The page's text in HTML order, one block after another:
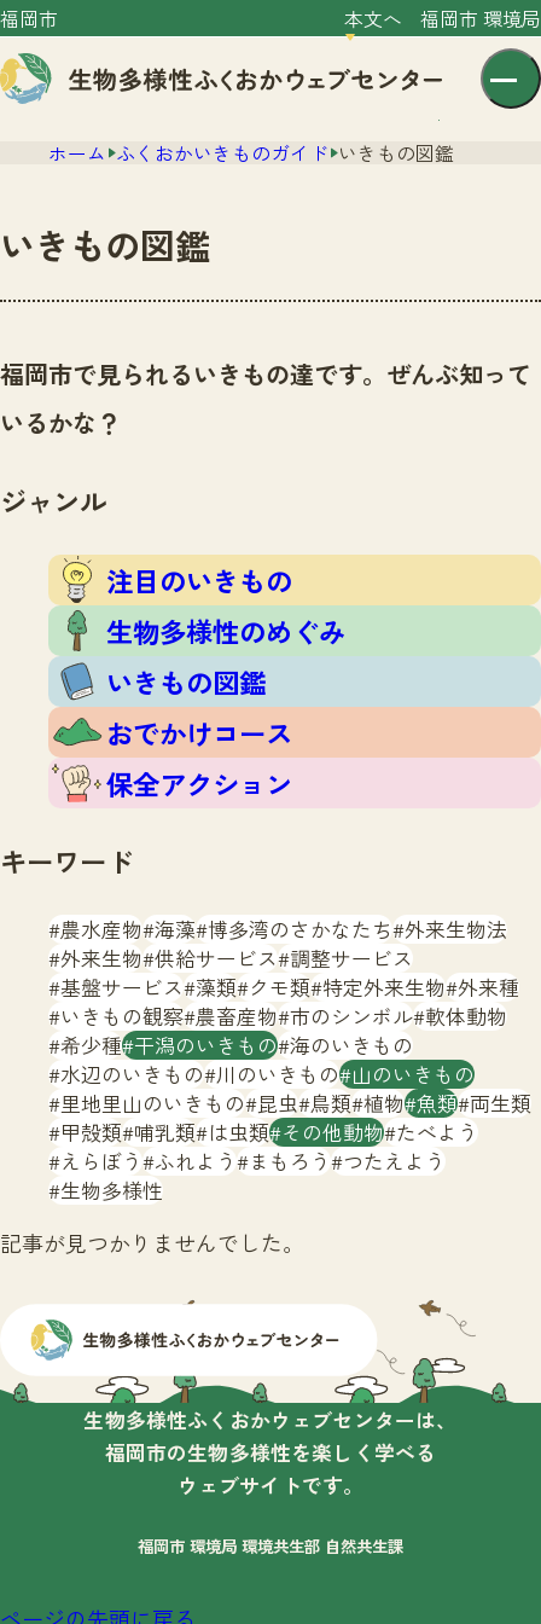
福岡市 本文へ 福岡市 環境局
文字サイズ 小 中 大
センター紹介
センター紹介TOP
サイトポリシー
ニュース
いきものガイド
注目のいきもの
生物多様性のめぐみ
いきもの図鑑
おでかけコース
保全アクション
イベント
いきもの調査隊
調査レポート
調査レポートTOP
調査結果
ふくおかいきものマップ
マッチング
マッチングTOP
掲載申し込みフォーム
お問合せ
生物多様性ふくおかウェブセンターとは
サイトマップ
ホーム ふくおかいきものガイド いきもの図鑑
いきもの図鑑
福岡市で見られるいきもの達です。ぜんぶ知って
いるかな？
ジャンル
注目のいきもの
生物多様性のめぐみ
いきもの図鑑
おでかけコース
保全アクション
キーワード
農水産物 海藻 博多湾のさかなたち 外来生物法
外来生物 供給サービス 調整サービス
基盤サービス 藻類 クモ類 特定外来生物 外来種
いきもの観察 農畜産物 市のシンボル 軟体動物
希少種 干潟のいきもの 海のいきもの
水辺のいきもの 川のいきもの 山のいきもの
里地里山のいきもの 昆虫 鳥類 植物 魚類 両生類
甲殻類 哺乳類 は虫類 その他動物 たべよう
えらぼう ふれよう まもろう つたえよう
生物多様性
記事が見つかりませんでした。
生物多様性ふくおかウェブセンターは、
福岡市の生物多様性を楽しく学べる
ウェブサイトです。
福岡市 環境局 環境共生部 自然共生課